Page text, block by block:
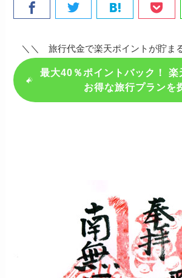
＼＼ 旅行代金で楽天ポイントが貯ま
最大40％ポイントバック！ 楽
お得な旅行プランを